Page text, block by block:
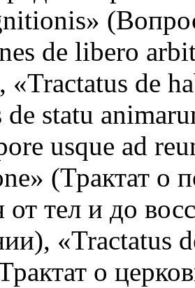
de libero
de
de statu
usque ad
(Трактат о
от тел и до
«Tractatus
о